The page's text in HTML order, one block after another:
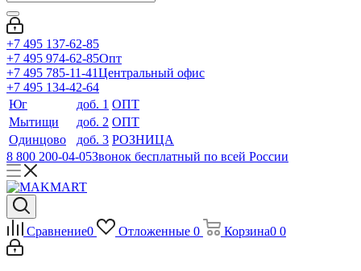
+7 495 137-62-85
+7 495 974-62-85Опт
+7 495 785-11-41Центральный офис
+7 495 134-42-64
Юг
доб. 1 ОПТ
Мытищи
доб. 2 ОПТ
Одинцово
доб. 3 РОЗНИЦА
8 800 200-04-05Звонок бесплатный по всей России
Сравнение0 Отложенные 0 Корзина0 0